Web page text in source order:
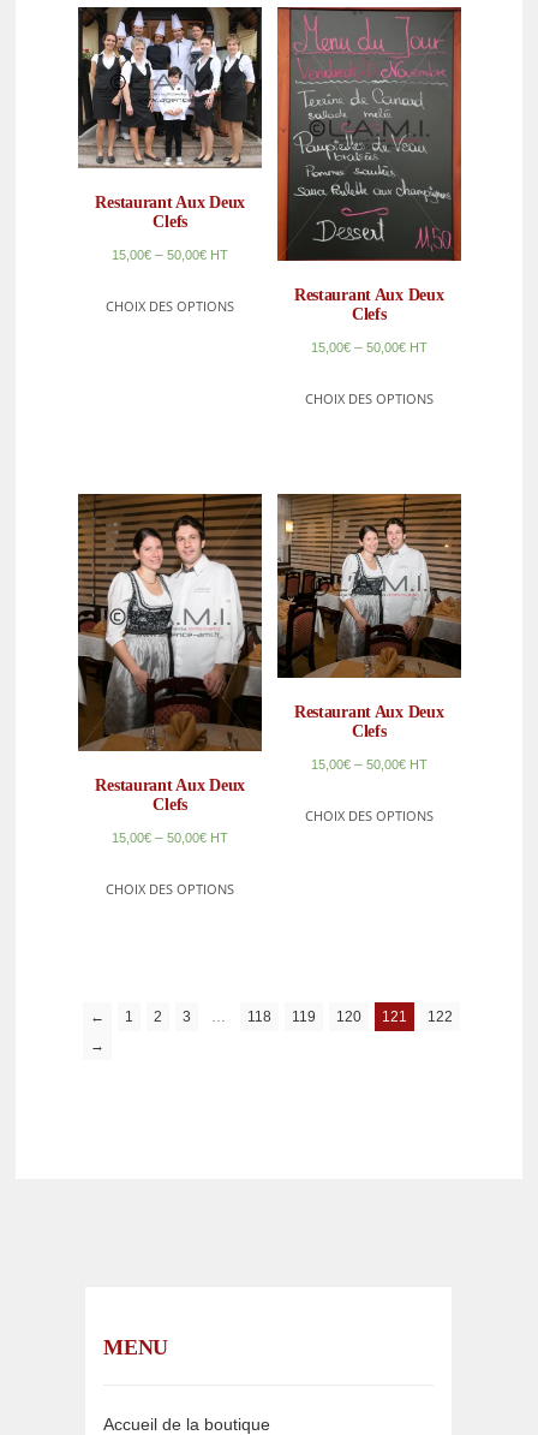
Restaurant Aux Deux
Clefs
15,00€ –50,00€ HT
CHOIX DES OPTIONS
Restaurant Aux Deux
Clefs
15,00€– 50,00€ HT
CHOIX DES OPTIONS
Restaurant Aux Deux
Clefs
15,00€ –50,00€ HT
CHOIX DES OPTIONS
Restaurant Aux Deux
Clefs
15,00€– 50,00€ HT
CHOIX DES OPTIONS
← 1 2 3 … 118 119 120 121
122
→
MENU
Accueil de la boutique